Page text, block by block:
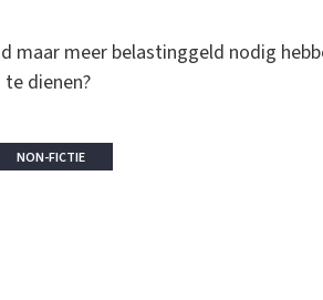
maar meer belastinggeld nodig
dienen?
NON-FICTIE